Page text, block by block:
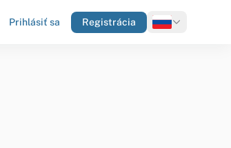
Prihlásiť sa Registrácia